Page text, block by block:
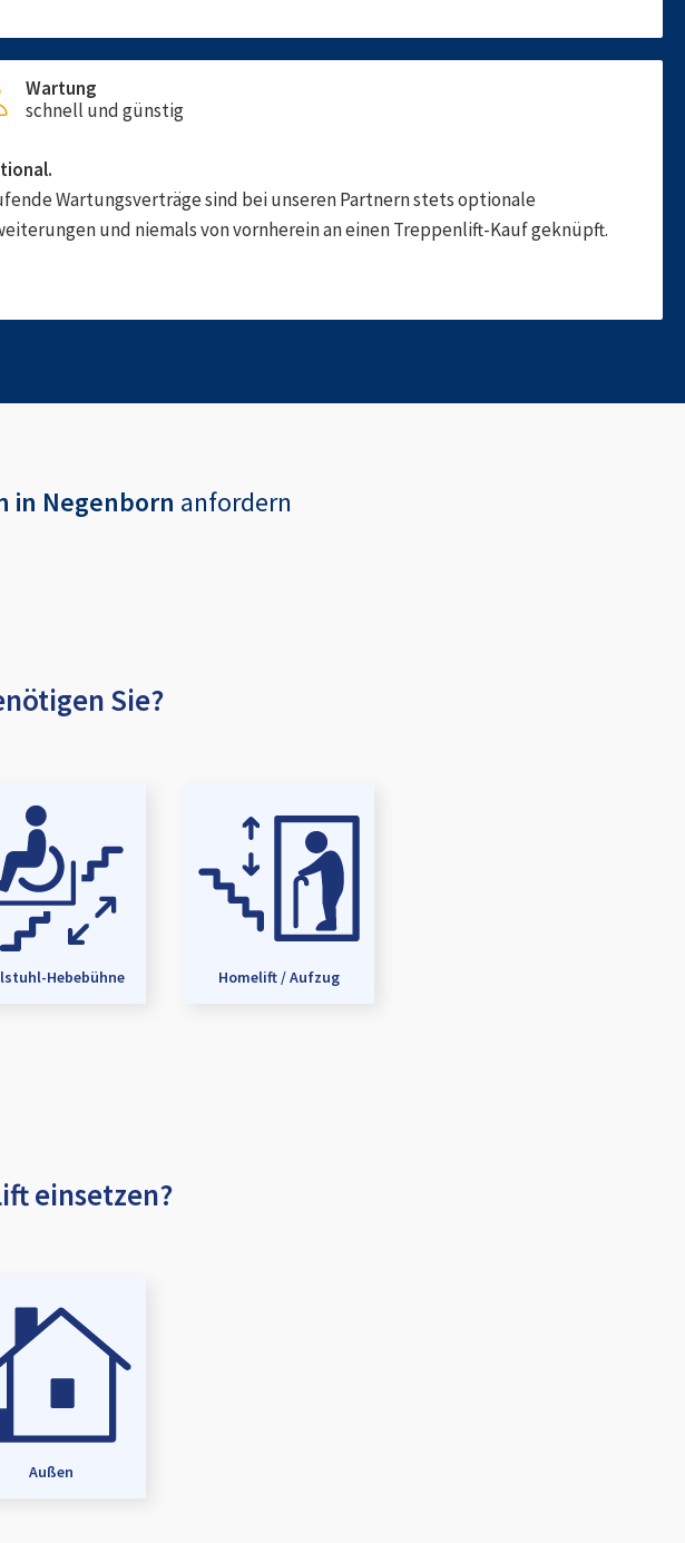
Wartung
schnell und günstig
Wartungsverträge sind bei unseren Partnern stets optionale
und niemals von vornherein an einen Treppenlift-Kauf geknüpft.
in Negenborn anfordern
Sie?
Hebebühne Homelift / Aufzug
einsetzen?
Außen